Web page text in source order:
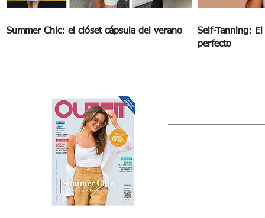
Summer Chic: el clóset cápsula del verano
Self-Tanning:
perfecto